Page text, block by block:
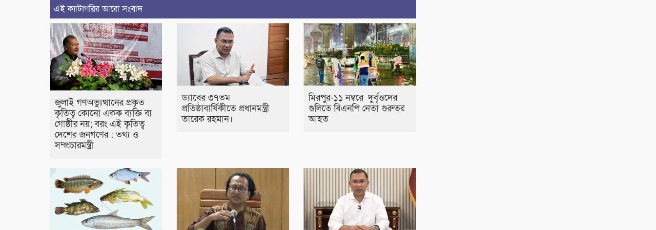
এই ক্যাটাগরির আরো সংবাদ
জুলাই গণঅভ্যুত্থানের প্রকৃত
কৃতিত্ব কোনো একক ব্যক্তি বা
গোষ্ঠীর নয়; বরং এই কৃতিত্ব
দেশের জনগণের : তথ্য ও
সম্প্রচারমন্ত্রী
ড্যাবের ৩৭তম
প্রতিষ্ঠাবার্ষিকীতে প্রধানমন্ত্রী
তারেক রহমান।
মিরপুর-১১ নম্বরে দুর্বৃত্তদের
গুলিতে বিএনপি নেতা গুরুতর
আহত